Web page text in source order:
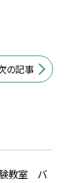
の記事
験教室 バ